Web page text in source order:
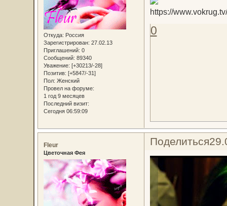
Откуда: Россия
Зарегистрирован: 27.02.13
Приглашений: 0
Сообщений: 89340
Уважение: [+30213/-28]
Позитив: [+5847/-31]
Пол: Женский
Провел на форуме:
1 год 9 месяцев
Последний визит:
Сегодня 06:59:09
0
Поделиться
Fleur
Цветочная Фея